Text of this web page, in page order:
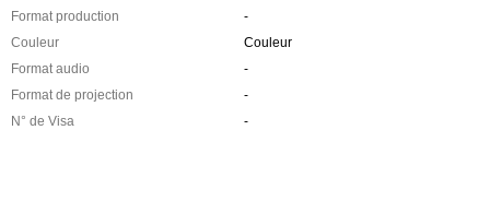
Format production
-
Couleur
Couleur
Format audio
-
Format de projection
-
N° de Visa
-